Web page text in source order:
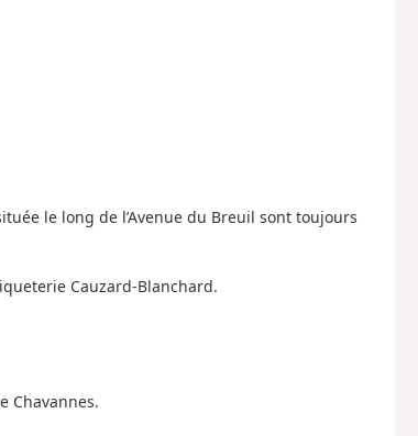
le long de l’Avenue du Breuil sont toujours
Cauzard-Blanchard.
Chavannes.